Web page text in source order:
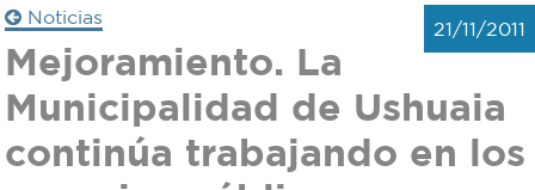
Defensa
civil
Trámites
Transparencia
Noticias
21/11/2011
Mejoramiento. La
Municipalidad de Ushuaia
continúa trabajando en los